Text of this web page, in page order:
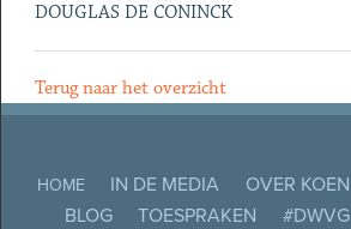
DOUGLAS DE CONINCK
Terug naar het overzicht
HOME IN DE MEDIA OVER
BLOG
TOESPRAKEN #DWVG